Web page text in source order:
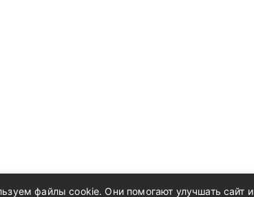
файлы cookie. Они помогают улучшать сайт и